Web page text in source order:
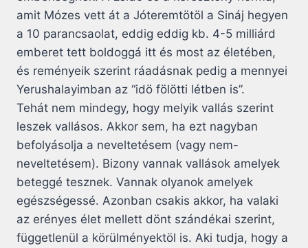
amit Mózes vett át a Jóteremtötöl a Sináj hegyen
a 10 parancsaolat, eddig eddig kb. 4-5 milliárd
emberet tett boldoggá itt és most az életében,
és reményeik szerint ráadásnak pedig a mennyei
Yerushalayimban az “idö fölötti létben is”.
Tehát nem mindegy, hogy melyik vallás szerint
leszek vallásos. Akkor sem, ha ezt nagyban
befolyásolja a neveltetésem (vagy nem-
neveltetésem). Bizony vannak vallások amelyek
beteggé tesznek. Vannak olyanok amelyek
egészségessé. Azonban csakis akkor, ha valaki
az erényes élet mellett dönt szándékai szerint,
függetlenül a körülményektöl is. Aki tudja, hogy a